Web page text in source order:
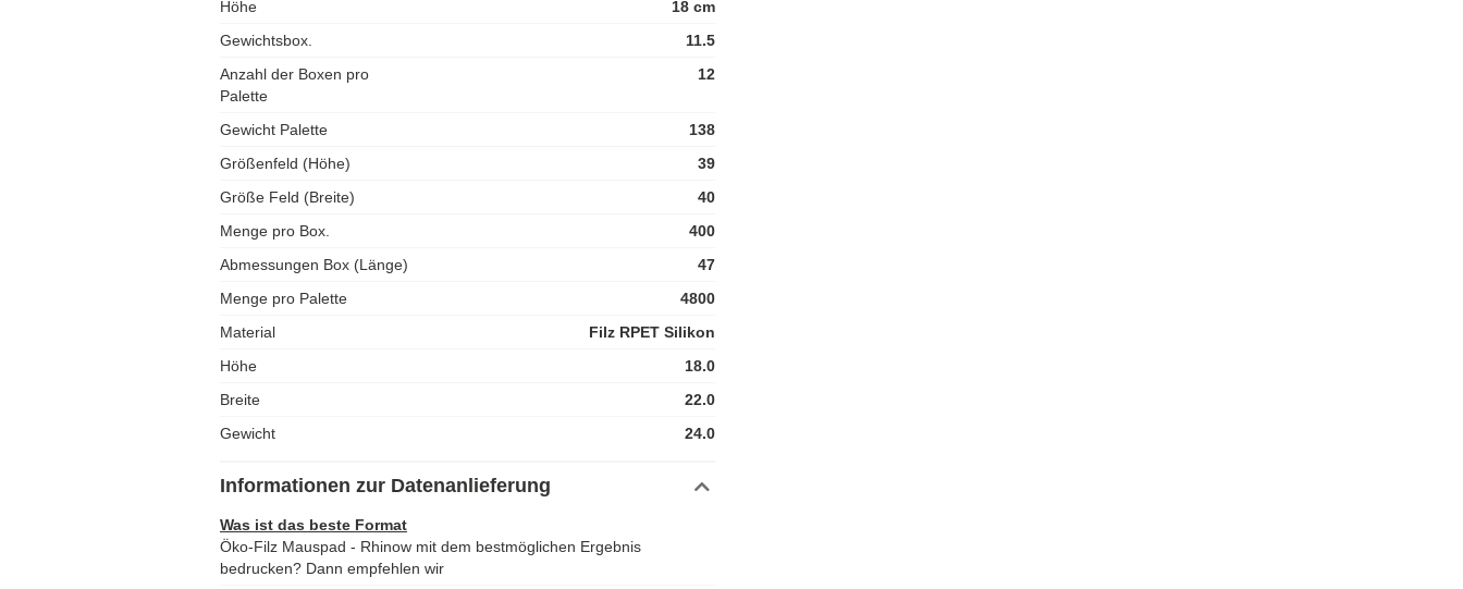
Höhe
18 cm
Gewichtsbox.
11.5
Anzahl der Boxen pro
Palette
12
Gewicht Palette
138
Größenfeld (Höhe)
39
Größe Feld (Breite)
40
Menge pro Box.
400
Abmessungen Box (Länge)
47
Menge pro Palette
4800
Material
Filz RPET Silikon
Höhe
18.0
Breite
22.0
Gewicht
24.0
Informationen zur Datenanlieferung
Was ist das beste Format
Öko-Filz Mauspad - Rhinow mit dem bestmöglichen Ergebnis
bedrucken? Dann empfehlen wir